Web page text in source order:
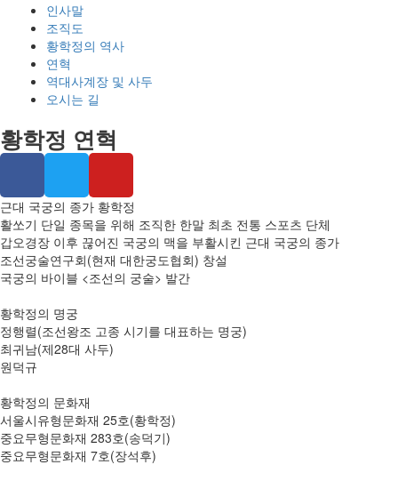
인사말
조직도
황학정의 역사
연혁
역대사계장 및 사두
오시는 길
황학정 연혁
근대 국궁의 종가 황학정
활쏘기 단일 종목을 위해 조직한 한말 최초 전통 스포츠 단체
갑오경장 이후 끊어진 국궁의 맥을 부활시킨 근대 국궁의 종가
조선궁술연구회(현재 대한궁도협회) 창설
국궁의 바이블 <조선의 궁술> 발간
황학정의 명궁
정행렬(조선왕조 고종 시기를 대표하는 명궁)
최귀남(제28대 사두)
원덕규
황학정의 문화재
서울시유형문화재 25호(황학정)
중요무형문화재 283호(송덕기)
중요무형문화재 7호(장석후)